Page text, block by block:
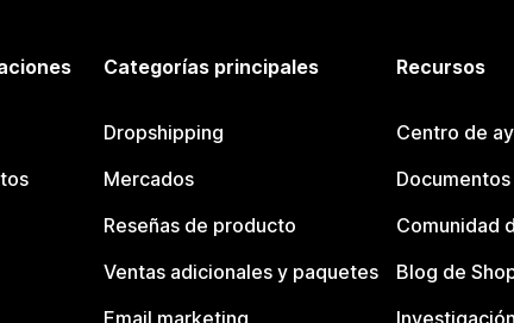
Categorías principales
Dropshipping
Mercados
Reseñas de producto
Ventas adicionales y paquetes
Recursos
Centro de
Documentos
Comunidad
Blog de